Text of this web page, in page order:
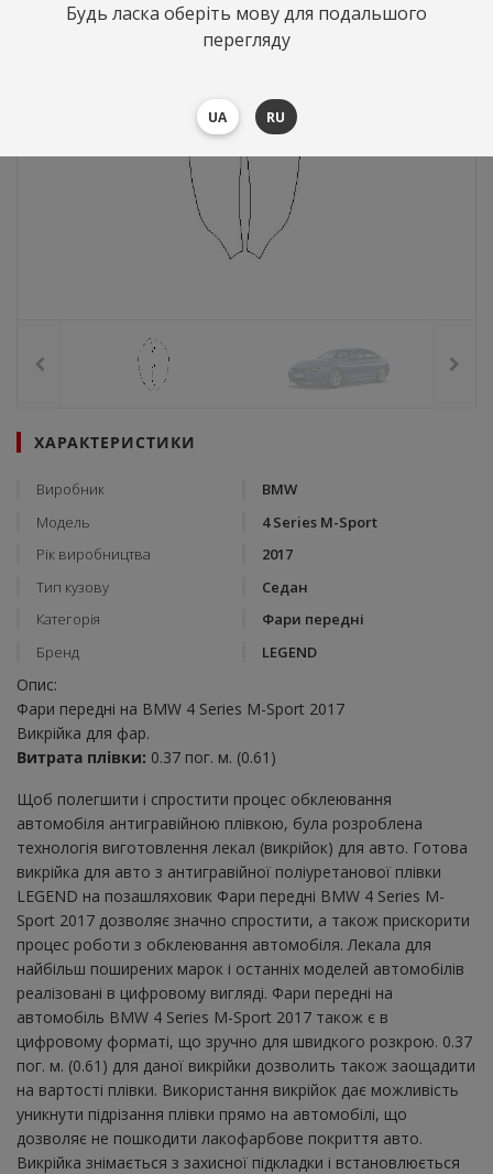
ХАРАКТЕРИСТИКИ
Виробник
BMW
Модель
4 Series M-Sport
Рік виробництва
2017
Тип кузову
Седан
Категорія
Фари передні
Бренд
LEGEND
Опис:
Фари передні на BMW 4 Series M-Sport 2017
Викрійка для фар.
Витрата плівки: 0.37 пог. м. (0.61)
Щоб полегшити і спростити процес обклеювання
автомобіля антигравійною плівкою, була розроблена
технологія виготовлення лекал (викрійок) для авто. Готова
викрійка для авто з антигравійної поліуретанової плівки
LEGEND на позашляховик Фари передні BMW 4 Series M-
Sport 2017 дозволяє значно спростити, а також прискорити
процес роботи з обклеювання автомобіля. Лекала для
найбільш поширених марок і останніх моделей автомобілів
реалізовані в цифровому вигляді. Фари передні на
автомобіль BMW 4 Series M-Sport 2017 також є в
цифровому форматі, що зручно для швидкого розкрою. 0.37
пог. м. (0.61) для даної викрійки дозволить також заощадити
на вартості плівки. Використання викрійок дає можливість
уникнути підрізання плівки прямо на автомобілі, що
дозволяє не пошкодити лакофарбове покриття авто.
Викрійка знімається з захисної підкладки і встановлюється
Будь ласка оберіть мову для подальшого
перегляду
UA RU